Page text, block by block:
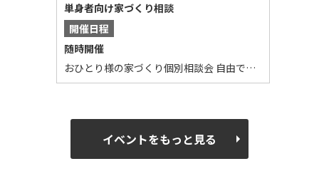
単身者向け家づくり相談
開催日程
随時開催
おひとり様の家づくり個別相談会 自由で堅実な、ひとりの住まい選び スタッフがリアルな相談お受けし
イベントをもっと見る